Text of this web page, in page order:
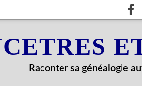
Raconter sa généalogie